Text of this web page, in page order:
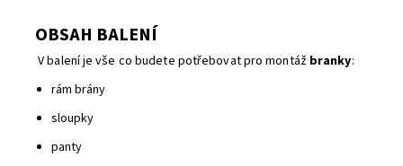
OBSAH BALENÍ
V balení je vše co budete potřebovat pro montáž branky:
rám brány
sloupky
panty